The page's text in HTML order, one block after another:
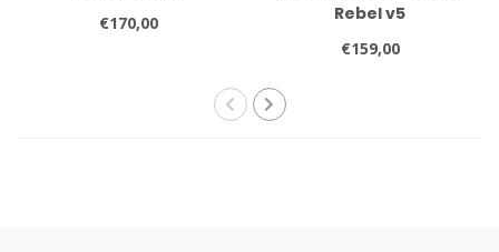
€170,00
Rebel v5
€159,00